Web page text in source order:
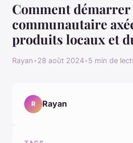
Comment
communautaire
produits locaux et
Rayan•28 août 2024•5 min de
R Rayan